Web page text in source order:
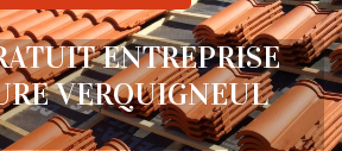
ENTREPRISE
VERQUIGNEUL